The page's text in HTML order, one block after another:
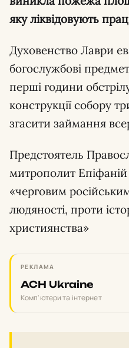
яку ліквідовують
Духовенство Лаври
богослужбові
перші години
конструкції собору
згасити займання
Предстоятель
митрополит
«черговим
людяності, проти
християнства»
РЕКЛАМА
ACH Ukraine
Комп'ютери та інтернет